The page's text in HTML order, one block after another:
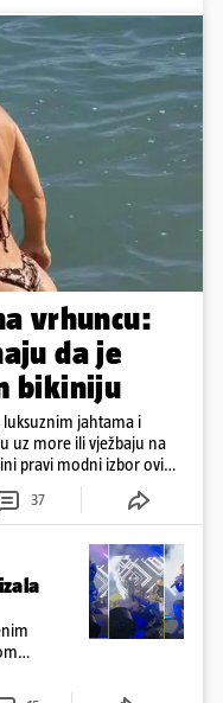
vrhuncu:
da je
bikiniju
luksuznim jahtama i
uz more ili vježbaju na
pravi modni izbor ovih
37
s